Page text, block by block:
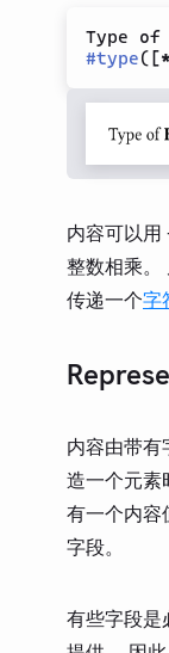
Ratio
Relative
Fraction
Color
Datetime
String
Content
Array
Function
Selector
Module
CONTENT
数学
布局
Type of
#type( [
内容可以用
整数相乘。
传递一个字
内容由带有
造一个元素
有一个内容
字段。
有些字段是